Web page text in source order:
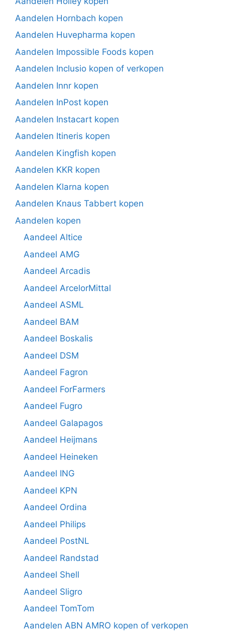
Aandelen Hornbach kopen
Aandelen Huvepharma kopen
Aandelen Impossible Foods kopen
Aandelen Inclusio kopen of verkopen
Aandelen Innr kopen
Aandelen InPost kopen
Aandelen Instacart kopen
Aandelen Itineris kopen
Aandelen Kingfish kopen
Aandelen KKR kopen
Aandelen Klarna kopen
Aandelen Knaus Tabbert kopen
Aandelen kopen
Aandeel Altice
Aandeel AMG
Aandeel Arcadis
Aandeel ArcelorMittal
Aandeel ASML
Aandeel BAM
Aandeel Boskalis
Aandeel DSM
Aandeel Fagron
Aandeel ForFarmers
Aandeel Fugro
Aandeel Galapagos
Aandeel Heijmans
Aandeel Heineken
Aandeel ING
Aandeel KPN
Aandeel Ordina
Aandeel Philips
Aandeel PostNL
Aandeel Randstad
Aandeel Shell
Aandeel Sligro
Aandeel TomTom
Aandelen ABN AMRO kopen of verkopen